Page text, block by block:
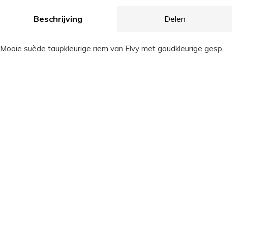
Beschrijving Delen
Mooie suède taupkleurige riem van Elvy met goudkleurige gesp.